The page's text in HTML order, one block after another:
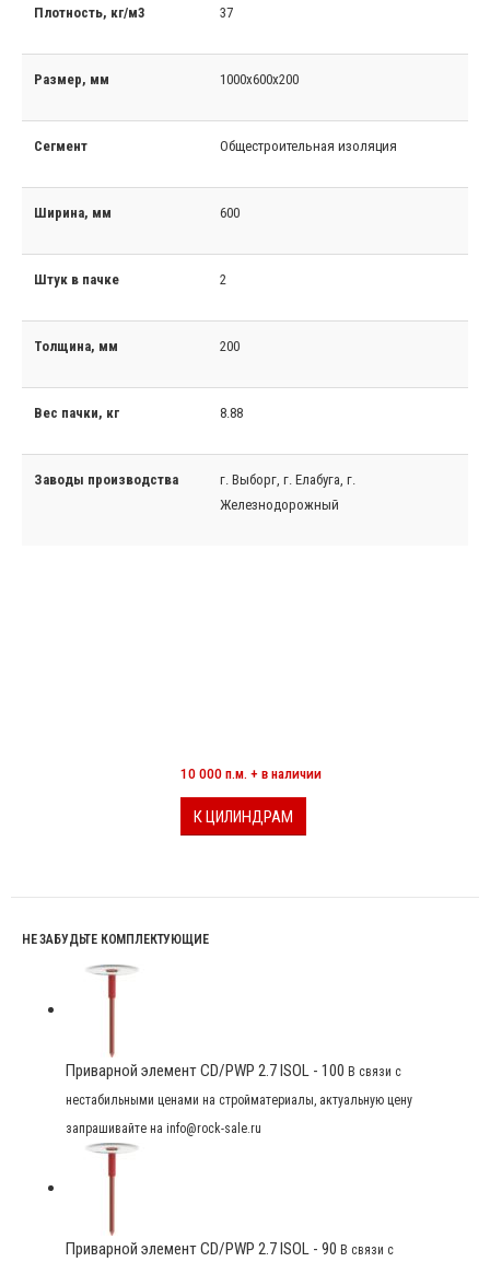
Плотность, кг/м3 37
Размер, мм 1000x600x200
Сегмент Общестроительная изоляция
Ширина, мм 600
Штук в пачке 2
Толщина, мм 200
Вес пачки, кг 8.88
Заводы производства
г. Выборг, г. Елабуга, г.
Железнодорожный
10 000 п.м. + в наличии
К ЦИЛИНДРАМ
НЕ ЗАБУДЬТЕ КОМПЛЕКТУЮЩИЕ
Приварной элемент CD/PWP 2.7 ISOL - 100 В связи с
нестабильными ценами на стройматериалы, актуальную цену
запрашивайте на info@rock-sale.ru
Приварной элемент CD/PWP 2.7 ISOL - 90 В связи с